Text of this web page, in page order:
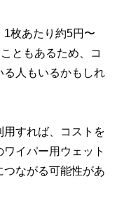
1枚あたり約5円〜
ともあるため、コ
人もいるかもしれ
すれば、コストを
イパー用ウェット
つながる可能性があ